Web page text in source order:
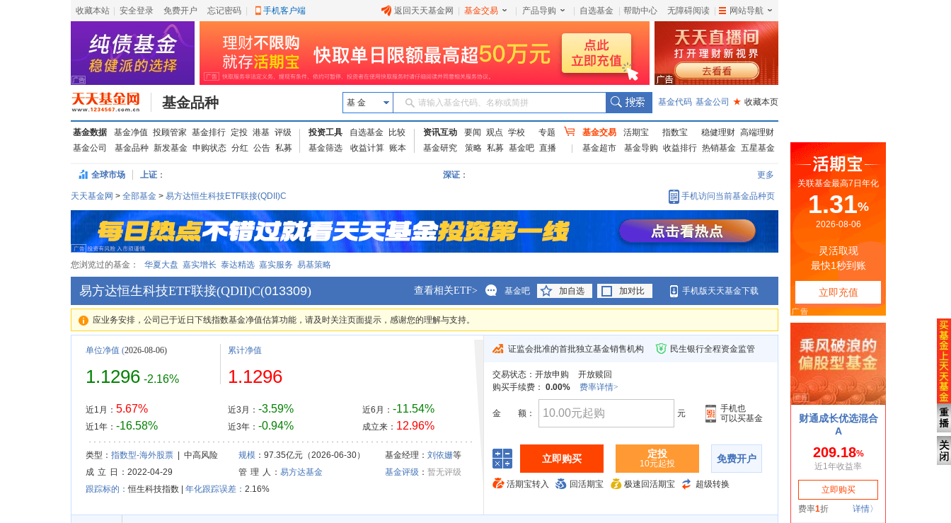
收藏本站 安全登录 免费开户 忘记密码 手机客户端 返回天天基金网 基金交易 产品导购 自选基金 帮助中心 无障碍阅读 网站导航
基金品种 基 金 请输入基金代码、名称或简拼 基金代码 基金公司 ★ 收藏本页
基金数据 基金净值 投顾管家 基金排行 定投 港基 评级
基金公司
基金品种 新发基金 申购状态 分红 公告 私募
投资工具 自选基金
比较
基金筛选
收益计算 账本
资讯互动 要闻 观点 学校
专题
基金研究
策略 私募 基金吧 直播
基金交易 活期宝 指数宝 稳健理财 高端理财
基金超市
基金导购 收益排行 热销基金 五星基金
全球市场 上证： 深证： 更多
天天基金网 > 全部基金 > 易方达恒生科技ETF联接(QDII)C 手机访问当前基金品种页
您浏览过的基金： 华夏大盘 嘉实增长 泰达精选 嘉实服务 易基策略
易方达恒生科技ETF联接(QDII)C(013309) 查看相关ETF> 基金吧 加自选 加对比 手机版天天基金下载
应业务安排，公司已于近日下线指数基金净值估算功能，请及时关注页面提示，感谢您的理解与支持。
单位净值 (2026-08-06)
1.1296 -2.16%
近1月： 5.67%
近1年： -16.58%
累计净值
1.1296
近3月： -3.59%
近3年： -0.94%
近6月： -11.54%
成立来： 12.96%
类型： 指数型-海外股票| 中高风险 规模：97.35亿元（2026-06-30） 基金经理： 刘依姗等
成 立 日
：2022-04-29 管 理 人 ： 易方达基金 基金评级 ： 暂无评级
跟踪标的：恒生科技指数 | 年化跟踪误差： 2.16%
证监会批准的首批独立基金销售机构 民生银行全程资金监管
交易状态： 开放申购
开放赎回
购买手续费： 0.00% 费率详情>
金 额： 元
手机也
可以买基金
立即购买 定投
10元起投 免费开户
活期宝转入 回活期宝 极速回活期宝 超级转换